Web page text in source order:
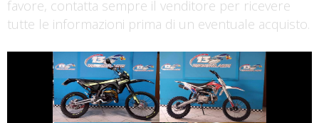
favore, contatta sempre il venditore per ricevere
tutte le informazioni prima di un eventuale acquisto.
FANTIC-MOTOR
XE
ALTRA-MARCA
ALTRO-
MODELLO
€ 4.690 € € 5.450 €